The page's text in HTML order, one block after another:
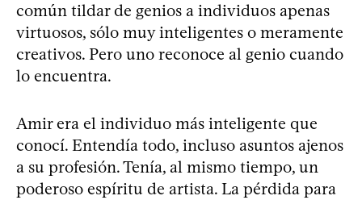
común tildar de genios a individuos apenas
virtuosos, sólo muy inteligentes o meramente
creativos. Pero uno reconoce al genio cuando
lo encuentra.
Amir era el individuo más inteligente que
conocí. Entendía todo, incluso asuntos ajenos
a su profesión. Tenía, al mismo tiempo, un
poderoso espíritu de artista. La pérdida para